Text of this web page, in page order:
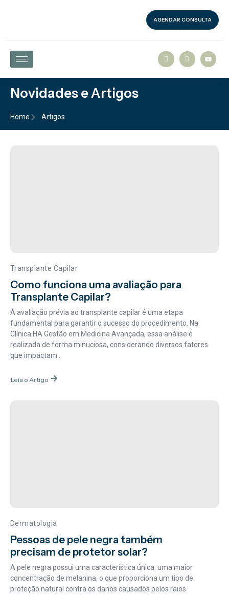
AGENDAR CONSULTA
Novidades e Artigos
Home Artigos
Transplante Capilar
Como funciona uma avaliação para
Transplante Capilar?
A avaliação prévia ao transplante capilar é uma etapa
fundamental para garantir o sucesso do procedimento. Na
Clínica HA Gestão em Medicina Avançada, essa análise é
realizada de forma minuciosa, considerando diversos fatores
que impactam...
Leia o Artigo
Dermatologia
Pessoas de pele negra também
precisam de protetor solar?
A pele negra possui uma característica única: uma maior
concentração de melanina, o que proporciona um tipo de
proteção natural contra os danos causados pelos raios